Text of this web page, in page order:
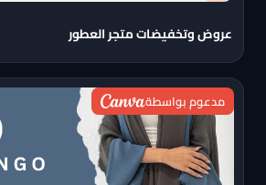
عروض وتخفيضات متجر العطور
مدعوم بواسطة